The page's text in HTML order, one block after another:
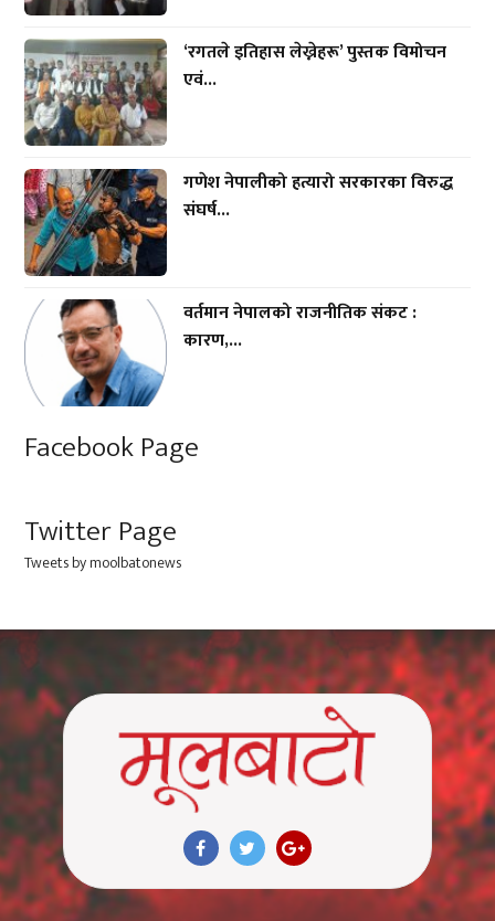
‘रगतले इतिहास लेख्नेहरू’ पुस्तक विमोचन
एवं...
गणेश नेपालीको हत्यारो सरकारका विरुद्ध
संघर्ष...
वर्तमान नेपालको राजनीतिक संकट :
कारण,...
Facebook Page
Twitter Page
Tweets by moolbatonews